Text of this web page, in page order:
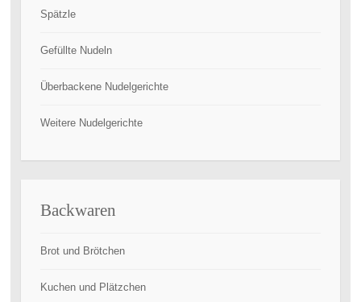
Spätzle
Gefüllte Nudeln
Überbackene Nudelgerichte
Weitere Nudelgerichte
Backwaren
Brot und Brötchen
Kuchen und Plätzchen